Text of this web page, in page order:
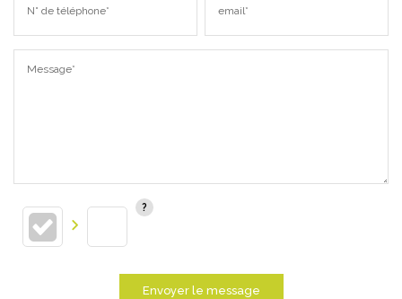
N° de téléphone* email*
Message*
Envoyer le message